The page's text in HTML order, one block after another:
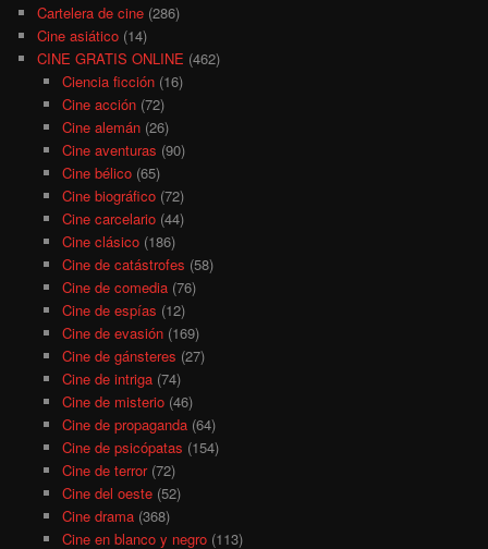
Cartelera de cine (286)
Cine asiático (14)
CINE GRATIS ONLINE (462)
Ciencia ficción(16)
Cine acción(72)
Cine alemán(26)
Cine aventuras (90)
Cine bélico(65)
Cine biográfico(72)
Cine carcelario(44)
Cine clásico(186)
Cine de catástrofes (58)
Cine de comedia(76)
Cine de espías (12)
Cine de evasión(169)
Cine de gánsteres (27)
Cine de intriga(74)
Cine de misterio(46)
Cine de propaganda(64)
Cine de psicópatas (154)
Cine de terror(72)
Cine del oeste(52)
Cine drama(368)
Cine en blanco y negro(113)